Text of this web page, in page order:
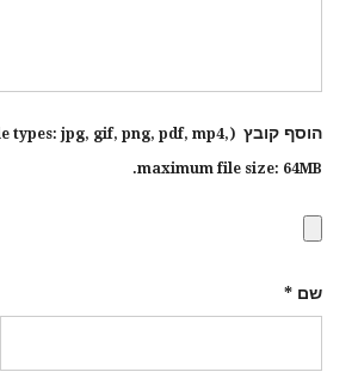
הוסף קובץ (Allowed file types:
jpg, gif, png, pdf, mp4,
maximum file size: 64MB.
שם *